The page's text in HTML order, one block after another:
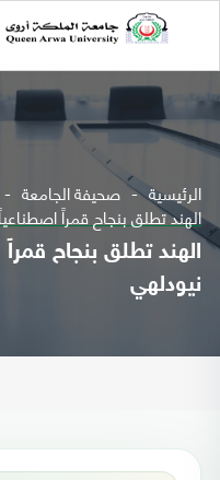
الرئيسية صحيفة الجامعة
الهند تطلق بنجاح قمراً
الهند تطلق بنجاح
نيودلهي